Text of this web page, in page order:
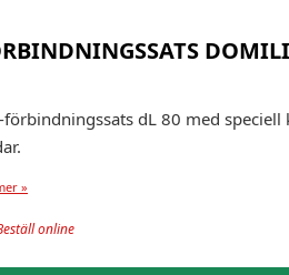
förbindningssats dL 80 med
»
online